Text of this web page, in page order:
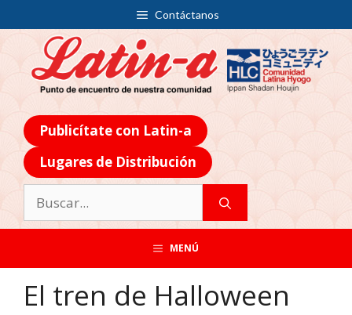
Contáctanos
Publicítate con Latin-a
Lugares de Distribución
MENÚ
El tren de Halloween